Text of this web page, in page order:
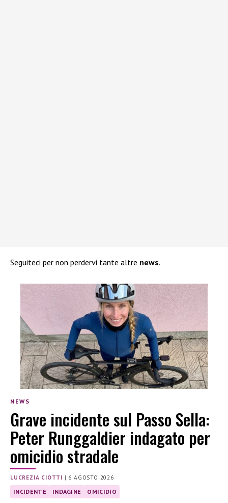
Seguiteci per non perdervi tante altre news.
NEWS
Grave incidente sul Passo Sella:
Peter Runggaldier indagato per
omicidio stradale
LUCREZIA CIOTTI | 6 AGOSTO 2026
INCIDENTE INDAGINE OMICIDIO